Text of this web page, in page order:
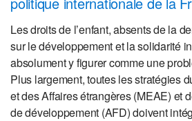
Les droits de l’enfant, absents de la
sur le développement et la solidarité
absolument y figurer comme une
Plus largement, toutes les stratégies
et des Affaires étrangères (MEAE) et
de développement (AFD) doivent